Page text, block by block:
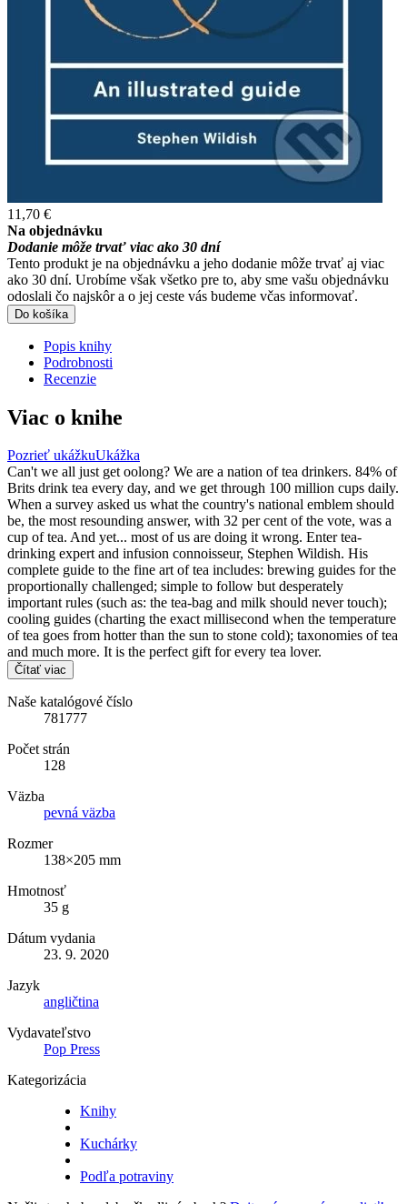
11,70 €
Na objednávku
Dodanie môže trvať viac ako 30 dní
Tento produkt je na objednávku a jeho dodanie môže trvať aj viac
ako 30 dní. Urobíme však všetko pre to, aby sme vašu objednávku
odoslali čo najskôr a o jej ceste vás budeme včas informovať.
Do košíka
Popis knihy
Podrobnosti
Recenzie
Viac o knihe
Pozrieť ukážkuUkážka
Can't we all just get oolong? We are a nation of tea drinkers. 84% of
Brits drink tea every day, and we get through 100 million cups daily.
When a survey asked us what the country's national emblem should
be, the most resounding answer, with 32 per cent of the vote, was a
cup of tea. And yet... most of us are doing it wrong. Enter tea-
drinking expert and infusion connoisseur, Stephen Wildish. His
complete guide to the fine art of tea includes: brewing guides for the
proportionally challenged; simple to follow but desperately
important rules (such as: the tea-bag and milk should never touch);
cooling guides (charting the exact millisecond when the temperature
of tea goes from hotter than the sun to stone cold); taxonomies of tea
and much more. It is the perfect gift for every tea lover.
Čítať viac
Naše katalógové číslo
781777
Počet strán
128
Väzba
pevná väzba
Rozmer
138×205 mm
Hmotnosť
35 g
Dátum vydania
23. 9. 2020
Jazyk
angličtina
Vydavateľstvo
Pop Press
Kategorizácia
Knihy
Kuchárky
Podľa potraviny